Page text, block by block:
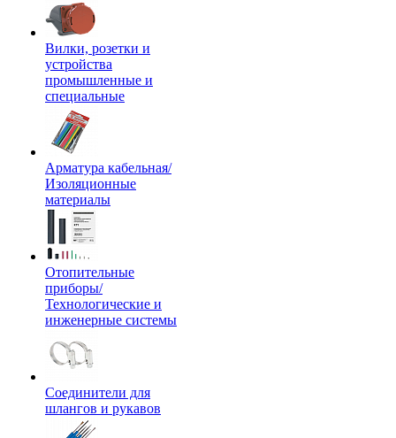
Вилки, розетки и
устройства
промышленные и
специальные
Арматура кабельная/
Изоляционные
материалы
Отопительные
приборы/
Технологические и
инженерные системы
Соединители для
шлангов и рукавов